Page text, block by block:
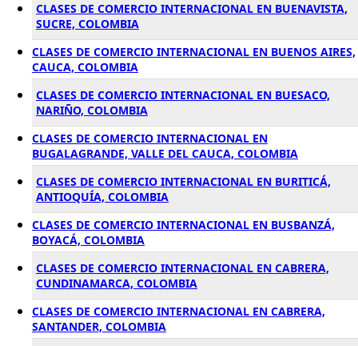
CLASES DE COMERCIO INTERNACIONAL EN BUENAVISTA,
SUCRE, COLOMBIA
CLASES DE COMERCIO INTERNACIONAL EN BUENOS AIRES,
CAUCA, COLOMBIA
CLASES DE COMERCIO INTERNACIONAL EN BUESACO,
NARIÑO, COLOMBIA
CLASES DE COMERCIO INTERNACIONAL EN
BUGALAGRANDE, VALLE DEL CAUCA, COLOMBIA
CLASES DE COMERCIO INTERNACIONAL EN BURITICÁ,
ANTIOQUÍA, COLOMBIA
CLASES DE COMERCIO INTERNACIONAL EN BUSBANZÁ,
BOYACÁ, COLOMBIA
CLASES DE COMERCIO INTERNACIONAL EN CABRERA,
CUNDINAMARCA, COLOMBIA
CLASES DE COMERCIO INTERNACIONAL EN CABRERA,
SANTANDER, COLOMBIA